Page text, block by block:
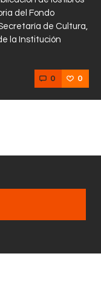
del Fondo
de Cultura,
la Institución
0 0